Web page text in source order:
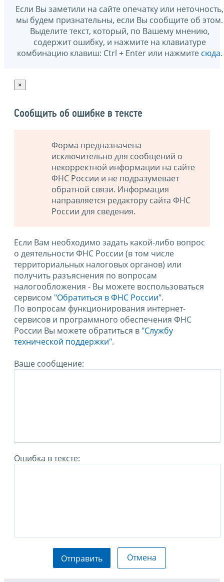
Если Вы заметили на сайте опечатку или неточность,
мы будем признательны, если Вы сообщите об этом.
Выделите текст, который, по Вашему мнению,
содержит ошибку, и нажмите на клавиатуре
комбинацию клавиш: Ctrl + Enter или нажмите сюда.
×
Сообщить об ошибке в тексте
Форма предназначена
исключительно для сообщений о
некорректной информации на сайте
ФНС России и не подразумевает
обратной связи. Информация
направляется редактору сайта ФНС
России для сведения.
Если Вам необходимо задать какой-либо вопрос
о деятельности ФНС России (в том числе
территориальных налоговых органов) или
получить разъяснения по вопросам
налогообложения - Вы можете воспользоваться
сервисом "Обратиться в ФНС России".
По вопросам функционирования интернет-
сервисов и программного обеспечения ФНС
России Вы можете обратиться в "Службу
технической поддержки".
Ваше сообщение:
Ошибка в тексте:
Отправить Отмена